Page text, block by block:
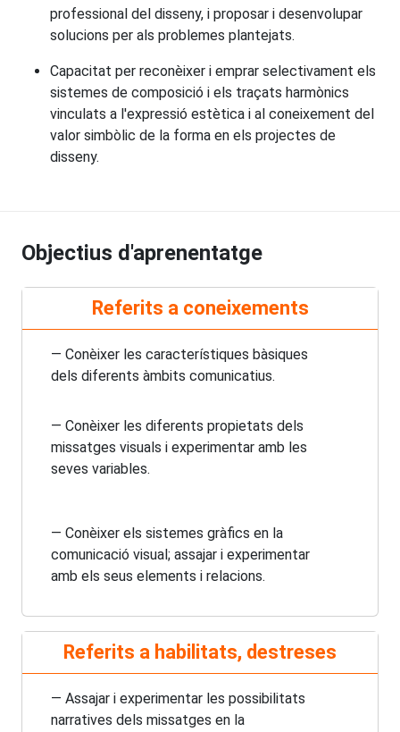
professional del disseny, i proposar i desenvolupar
solucions per als problemes plantejats.
Capacitat per reconèixer i emprar selectivament els
sistemes de composició i els traçats harmònics
vinculats a l'expressió estètica i al coneixement del
valor simbòlic de la forma en els projectes de
disseny.
Objectius d'aprenentatge
Referits a coneixements
— Conèixer les característiques bàsiques
dels diferents àmbits comunicatius.
— Conèixer les diferents propietats dels
missatges visuals i experimentar amb les
seves variables.
— Conèixer els sistemes gràfics en la
comunicació visual; assajar i experimentar
amb els seus elements i relacions.
Referits a habilitats, destreses
— Assajar i experimentar les possibilitats
narratives dels missatges en la